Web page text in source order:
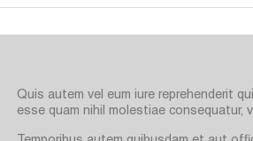
Quis autem vel eum iure reprehenderit
esse quam nihil molestiae consequatur,